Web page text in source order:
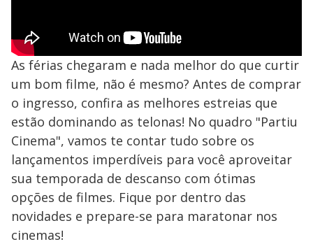
As férias chegaram e nada melhor do que curtir
um bom filme, não é mesmo? Antes de comprar
o ingresso, confira as melhores estreias que
estão dominando as telonas! No quadro "Partiu
Cinema", vamos te contar tudo sobre os
lançamentos imperdíveis para você aproveitar
sua temporada de descanso com ótimas
opções de filmes. Fique por dentro das
novidades e prepare-se para maratonar nos
cinemas!